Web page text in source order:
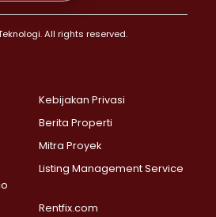
Hilir >
Selatan >
>
Selatan >
Labu >
Agung >
>
Pinang >
All rights reserved.
Kebijakan Privasi
Berita Properti
Mitra Proyek
Listing Management Service
Rentfix.com